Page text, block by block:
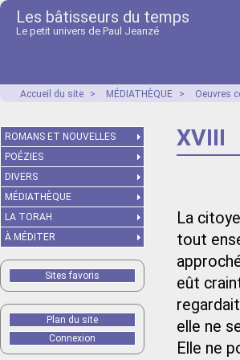
Les bâtisseurs du temps
Le petit univers de Paul Jeanzé
Accueil du site > MÉDIATHÈQUE > Oeuvres
XVIII
La
tout
eût
elle ne
Elle ne
ROMANS ET NOUVELLES
POÉZIES
DIVERS
MÉDIATHÈQUE
LA TORAH
À MÉDITER
Sites favoris
Plan du site
Connexion